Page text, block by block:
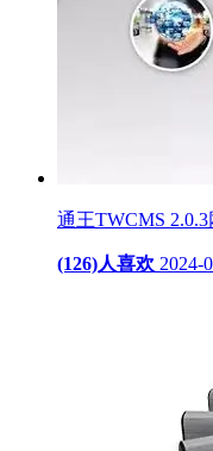
通王TWCMS
(126)人喜欢 2024-